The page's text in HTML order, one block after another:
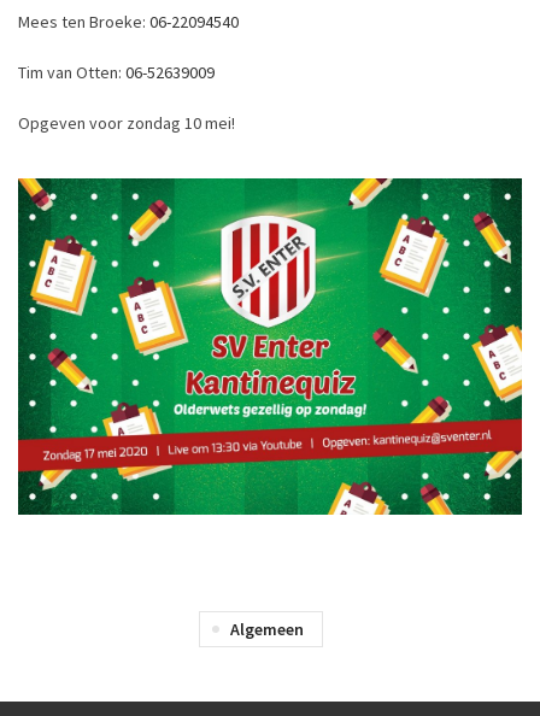
Mees ten Broeke: 06-22094540
Tim van Otten: 06-52639009
Opgeven voor zondag 10 mei!
Algemeen